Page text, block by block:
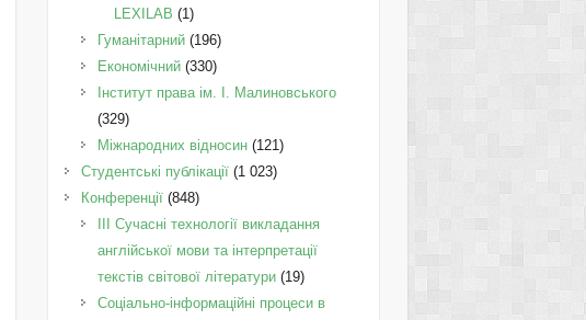
LEXILAB (1)
Гуманітарний(196)
Економічний(330)
Інститут права ім. І. Малиновського
(329)
Міжнародних відносин(121)
Студентські публікації(1 023)
Конференції(848)
III Сучасні технології викладання
англійської мови та інтерпретації
текстів світової літератури(19)
Соціально-інформаційні процеси в